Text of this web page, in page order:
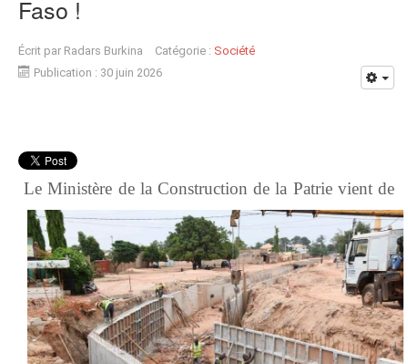
Faso !
Écrit par Radars Burkina Catégorie : Société
Publication : 30 juin 2026
Le Ministère de la Construction de la Patrie vient de